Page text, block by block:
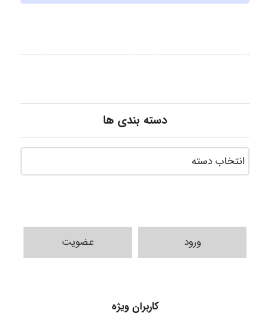
دسته بندی ها
ورود عضویت
کاربران ویژه